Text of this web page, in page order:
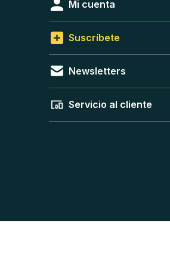
Mi cuenta
Suscríbete
Newsletters
Servicio al cliente